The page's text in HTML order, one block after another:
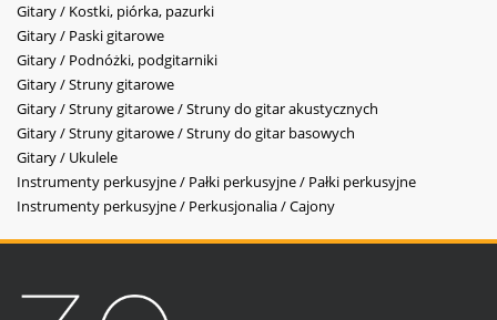
Gitary / Kostki, piórka, pazurki
Gitary / Paski gitarowe
Gitary / Podnóżki, podgitarniki
Gitary / Struny gitarowe
Gitary / Struny gitarowe / Struny do gitar akustycznych
Gitary / Struny gitarowe / Struny do gitar basowych
Gitary / Ukulele
Instrumenty perkusyjne / Pałki perkusyjne / Pałki perkusyjne
Instrumenty perkusyjne / Perkusjonalia / Cajony